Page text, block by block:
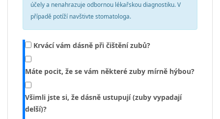
účely a nenahrazuje odbornou lékařskou diagnostiku. V
případě potíží navštivte stomatologa.
Krvácí vám dásně při čištění zubů?
Máte pocit, že se vám některé zuby mírně hýbou?
Všimli jste si, že dásně ustupují (zuby vypadají
delší)?